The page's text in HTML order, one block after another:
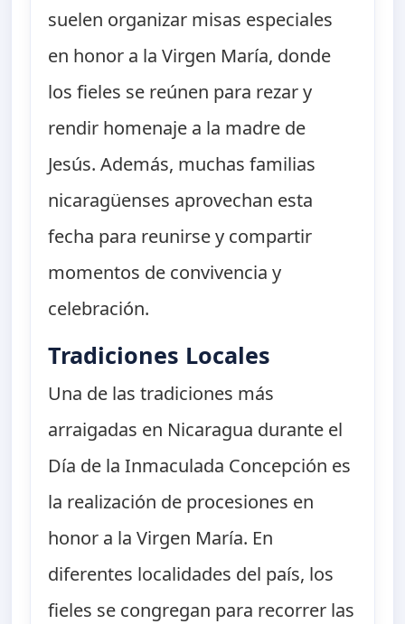
suelen organizar misas especiales
en honor a la Virgen María, donde
los fieles se reúnen para rezar y
rendir homenaje a la madre de
Jesús. Además, muchas familias
nicaragüenses aprovechan esta
fecha para reunirse y compartir
momentos de convivencia y
celebración.
Tradiciones Locales
Una de las tradiciones más
arraigadas en Nicaragua durante el
Día de la Inmaculada Concepción es
la realización de procesiones en
honor a la Virgen María. En
diferentes localidades del país, los
fieles se congregan para recorrer las